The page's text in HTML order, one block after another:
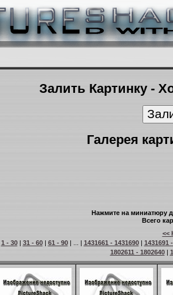
Залить Картинку -
Галерея
Нажмите на миниатюру
Всего
<<
1 - 30| 31 - 60| 61 - 90| ... | 1431661 - 1431690| 1431691
1802611 - 1802640|